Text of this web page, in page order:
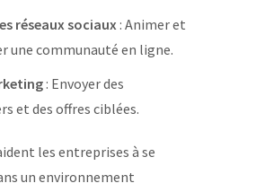
réseaux sociaux: Animer et
une communauté en ligne.
: Envoyer des
et des offres ciblées.
les entreprises à se
un environnement